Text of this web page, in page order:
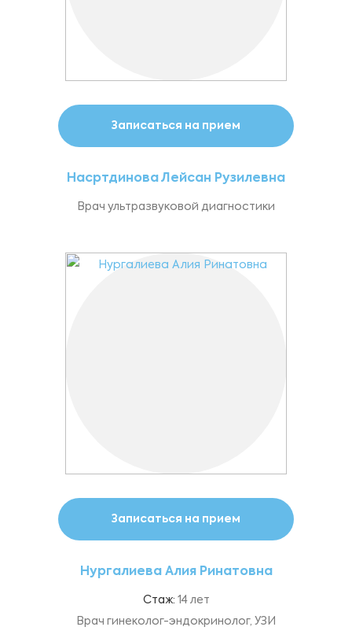
Записаться на прием
Насртдинова Лейсан Рузилевна
Врач ультразвуковой диагностики
Записаться на прием
Нургалиева Алия Ринатовна
Стаж: 14 лет
Врач гинеколог-эндокринолог, УЗИ